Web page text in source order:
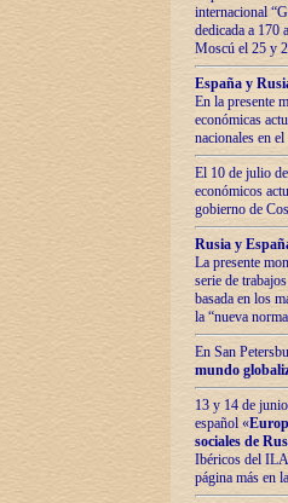
internacional
dedicada a 170
Moscú el 25 y
España y
En la presente
económicas
nacionales en
El 10 de julio
económicos
gobierno de
Rusia y
La presente
serie de
basada en los
la “nueva
En San
mundo
13 y 14 de
español «
sociales de
Ibéricos del ILA
página más en